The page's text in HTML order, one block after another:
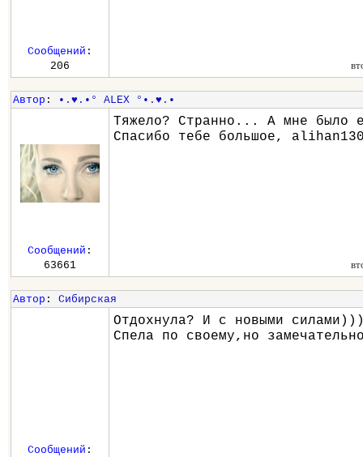
Сообщений :
206
Автор : •.♥.•° ALEX °•.♥.•
Тяжело? Странно... А мне
Спасибо тебе большое,
Сообщений :
63661
Автор : Сибирская
Отдохнула? И с новыми
Спела по своему,но
Сообщений :